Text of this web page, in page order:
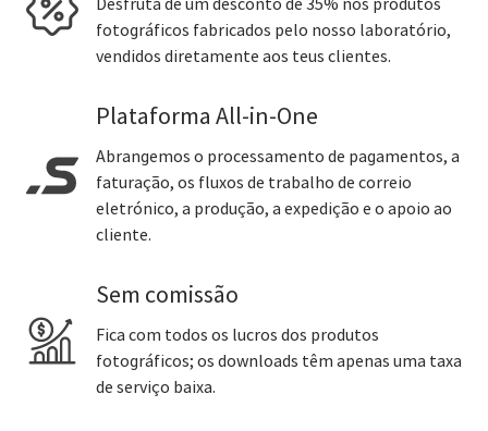
Desfruta de um desconto de 35% nos produtos
fotográficos fabricados pelo nosso laboratório,
vendidos diretamente aos teus clientes.
Plataforma All-in-One
Abrangemos o processamento de pagamentos, a
faturação, os fluxos de trabalho de correio
eletrónico, a produção, a expedição e o apoio ao
cliente.
Sem comissão
Fica com todos os lucros dos produtos
fotográficos; os downloads têm apenas uma taxa
de serviço baixa.